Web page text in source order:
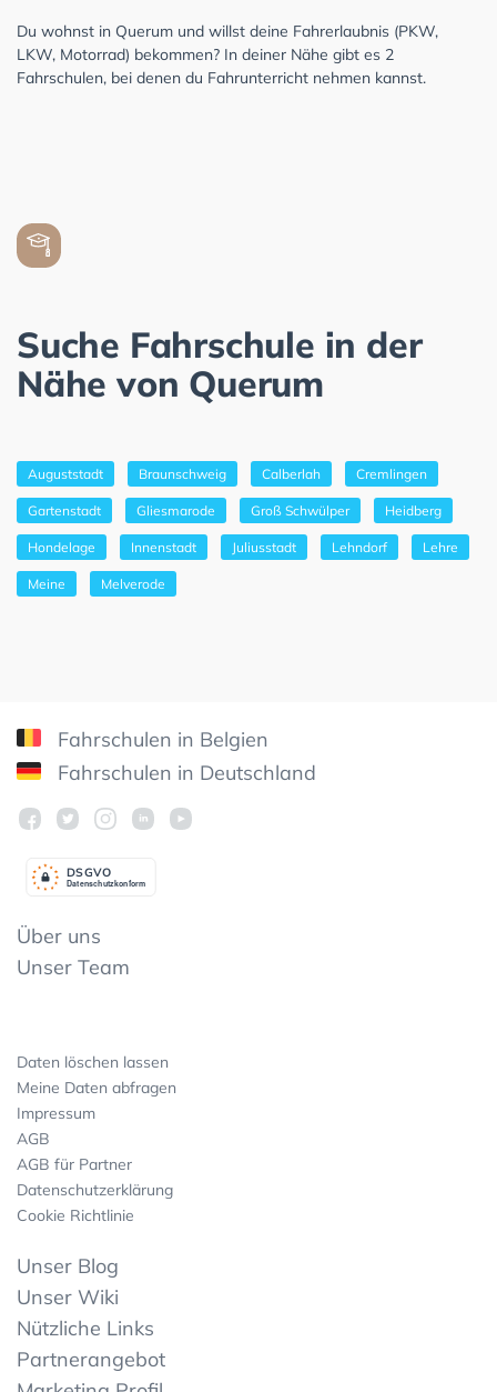
Du wohnst in Querum und willst deine Fahrerlaubnis (PKW,
LKW, Motorrad) bekommen? In deiner Nähe gibt es 2
Fahrschulen, bei denen du Fahrunterricht nehmen kannst.
Suche Fahrschule in der
Nähe von Querum
Auguststadt Braunschweig Calberlah Cremlingen
Gartenstadt Gliesmarode Groß Schwülper Heidberg
Hondelage Innenstadt Juliusstadt Lehndorf Lehre
Meine Melverode
Fahrschulen in Belgien
Fahrschulen in Deutschland
Datenschutzkonform
DSGVO
Über uns
Unser Team
Daten löschen lassen
Meine Daten abfragen
Impressum
AGB
AGB für Partner
Datenschutzerklärung
Cookie Richtlinie
Unser Blog
Unser Wiki
Nützliche Links
Partnerangebot